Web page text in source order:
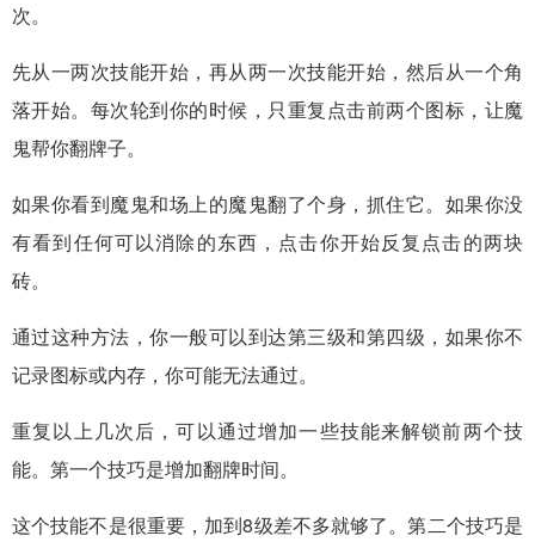
次。
先从一两次技能开始，再从两一次技能开始，然后从一个角
落开始。每次轮到你的时候，只重复点击前两个图标，让魔
鬼帮你翻牌子。
如果你看到魔鬼和场上的魔鬼翻了个身，抓住它。如果你没
有看到任何可以消除的东西，点击你开始反复点击的两块
砖。
通过这种方法，你一般可以到达第三级和第四级，如果你不
记录图标或内存，你可能无法通过。
重复以上几次后，可以通过增加一些技能来解锁前两个技
能。第一个技巧是增加翻牌时间。
这个技能不是很重要，加到8级差不多就够了。第二个技巧是